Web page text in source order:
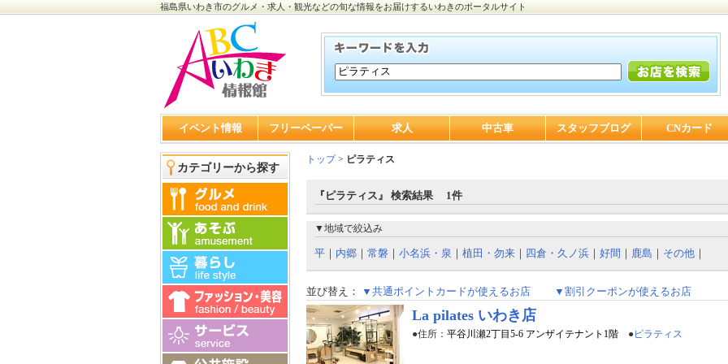
福島県いわき市のグルメ・求人・観光などの旬な情報をお届けするいわきのポータルサイト
イベント情報 フリーペーパー 求人 中古車 スタッフブログ CNカード
カテゴリーから探す
トップ> ピラティス
『ピラティス』 検索結果 1件
▼地域で絞込み
平 ｜ 内郷 ｜ 常磐 ｜ 小名浜・泉 ｜ 植田・勿来 ｜ 四倉・久ノ浜 ｜ 好間 ｜ 鹿島 ｜ その他 ｜
並び替え： ▼共通ポイントカードが使えるお店 ▼割引クーポンが使えるお店
La pilates いわき店
●住所： 平谷川瀬2丁目5-6 アンザイテナント1階 ●ピラティス